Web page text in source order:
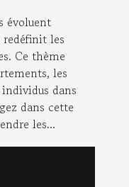
évoluent
redéfinit les
Ce thème
les
dans
dans cette
les...